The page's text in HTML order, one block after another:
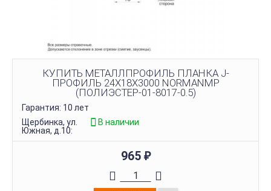
КУПИТЬ МЕТАЛЛПРОФИЛЬ ПЛАНКА J-
ПРОФИЛЬ 24Х18Х3000 NORMANMP
(ПОЛИЭСТЕР-01-8017-0.5)
Гарантия: 10 лет
Щербинка, ул.
Южная, д.10:
В наличии
965 ₽